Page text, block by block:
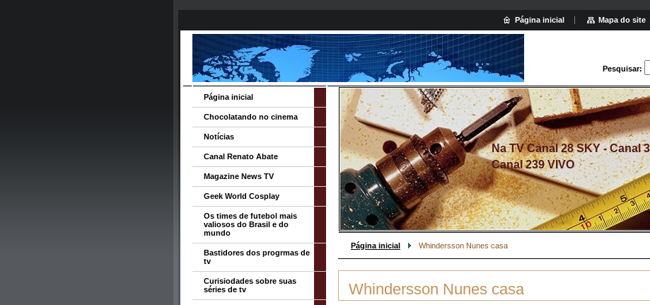
Pesquisar:
Na TV Canal 28 SKY - Canal
Canal 239 VIVO
Página inicial Whindersson Nunes casa
Whindersson Nunes casa
Página inicial
Chocolatando no cinema
Notícias
Canal Renato Abate
Magazine News TV
Geek World Cosplay
Os times de futebol mais
valiosos do Brasil e do
mundo
Bastidores dos progrmas de
tv
Curisiodades sobre suas
séries de tv
Página inicial Mapa do site